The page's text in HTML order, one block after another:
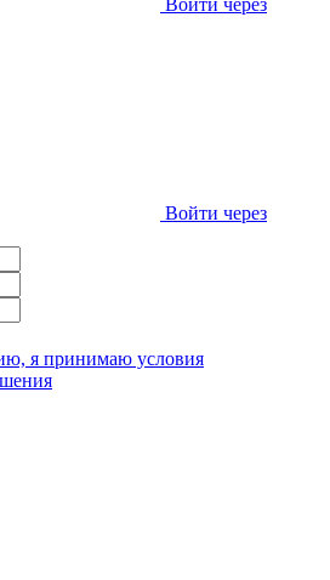
Войти через
я принимаю условия